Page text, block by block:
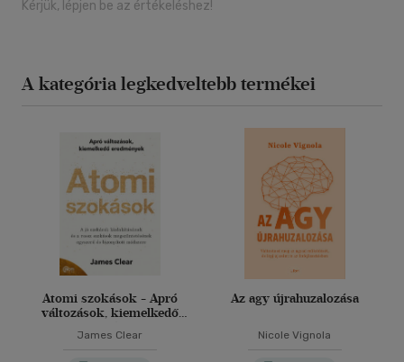
Kérjük, lépjen be az értékeléshez!
A kategória legkedveltebb termékei
Atomi szokások - Apró
változások, kiemelkedő
James Clear
Az agy újrahuzalozása
Nicole Vignola